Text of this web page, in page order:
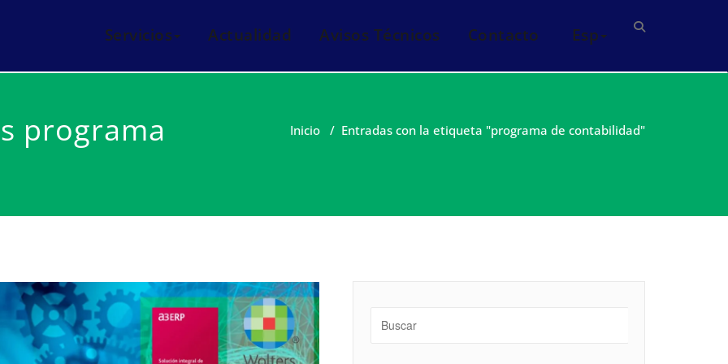
i manteniments informàtics Mataró
Servicios Actualidad Avisos Técnicos Contacto Esp
programa Inicio / Entradas con la etiqueta "programa de contabilidad"